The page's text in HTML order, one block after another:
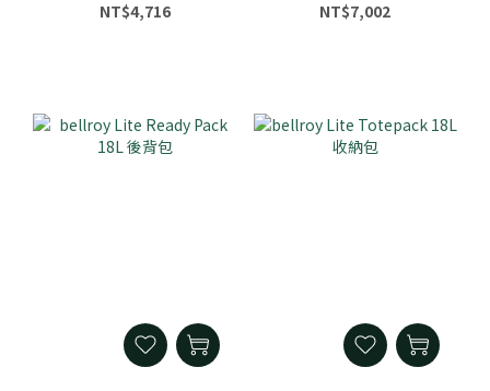
NT$4,716
NT$7,002